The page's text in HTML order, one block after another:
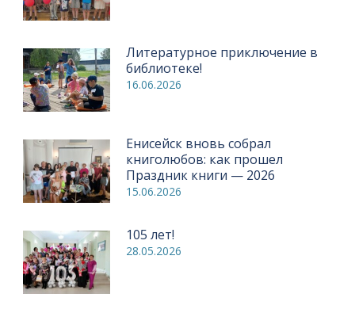
Литературное приключение в
библиотеке!
16.06.2026
Енисейск вновь собрал
книголюбов: как прошел
Праздник книги — 2026
15.06.2026
105 лет!
28.05.2026